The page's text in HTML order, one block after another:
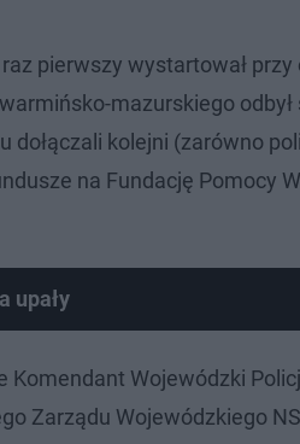
pierwszy wystartował
mazurskiego odbył
kolejni (zarówno
na Fundację Pomocy
upały
Wojewódzki
Zarządu Wojewódzkiego